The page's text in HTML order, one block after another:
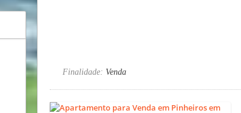
Finalidade: Venda